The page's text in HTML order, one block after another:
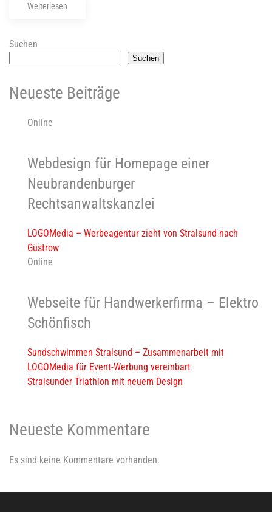
Weiterlesen
Suchen
Suchen
Neueste Beiträge
Online
Webdesign für Homepage einer
Neubrandenburger
Rechtsanwaltskanzlei
LOGOMedia – Werbeagentur zieht von Stralsund nach
Güstrow
Online
Webseite für Handwerkerfirma – Elektro
Schönfisch
Sundschwimmen Stralsund – Zusammenarbeit mit
LOGOMedia für Event-Werbung vereinbart
Stralsunder Triathlon mit neuem Design
Neueste Kommentare
Es sind keine Kommentare vorhanden.